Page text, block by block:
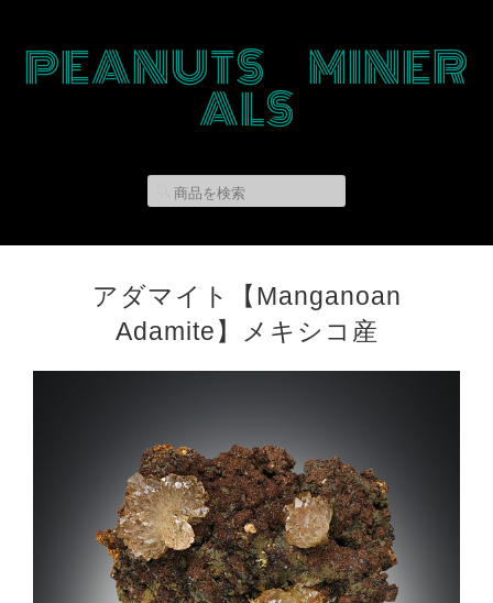
PEANUTS MINER
ALS
アダマイト【Manganoan
Adamite】メキシコ産